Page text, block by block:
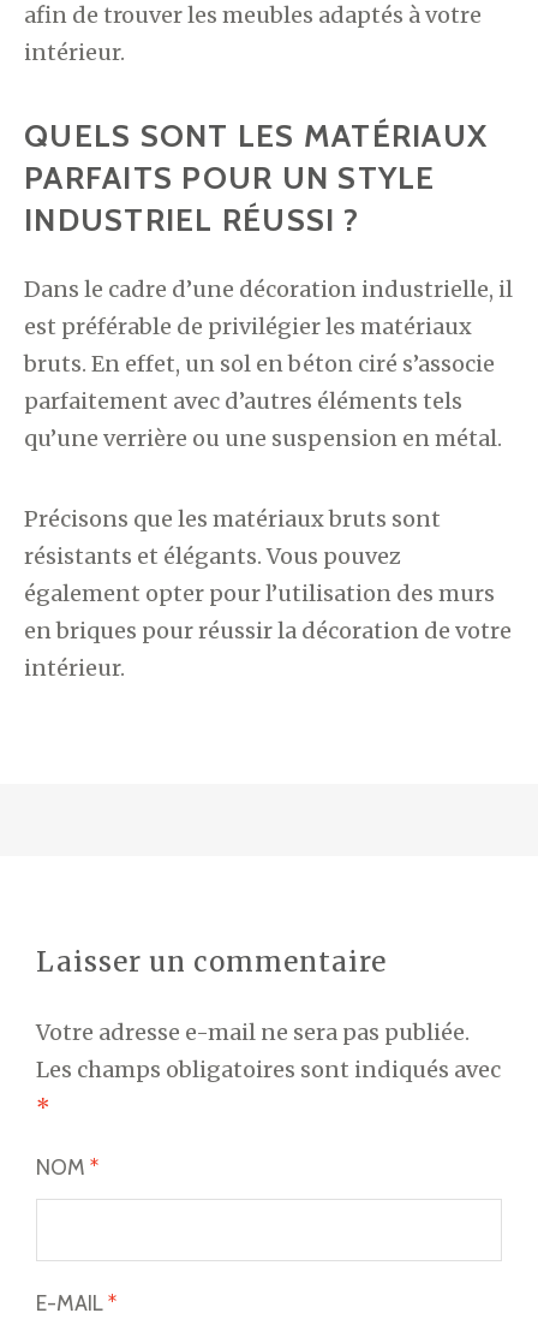
afin de trouver les meubles adaptés à votre
intérieur.
QUELS SONT LES MATÉRIAUX
PARFAITS POUR UN STYLE
INDUSTRIEL RÉUSSI ?
Dans le cadre d’une décoration industrielle, il
est préférable de privilégier les matériaux
bruts. En effet, un sol en béton ciré s’associe
parfaitement avec d’autres éléments tels
qu’une verrière ou une suspension en métal.
Précisons que les matériaux bruts sont
résistants et élégants. Vous pouvez
également opter pour l’utilisation des murs
en briques pour réussir la décoration de votre
intérieur.
Laisser un commentaire
Votre adresse e-mail ne sera pas publiée.
Les champs obligatoires sont indiqués avec
*
NOM *
E-MAIL*